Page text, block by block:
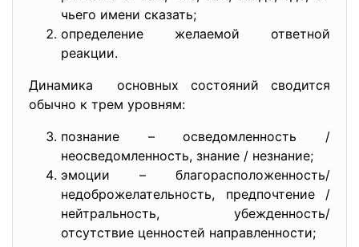
чьего имени сказать;
определение желаемой ответной
реакции.
Динамика основных состояний сводится
обычно к трем уровням:
познание – осведомленность /
неосведомленность, знание / незнание;
эмоции – благорасположенность/
недоброжелательность, предпочтение /
нейтральность, убежденность/
отсутствие ценностей направленности;